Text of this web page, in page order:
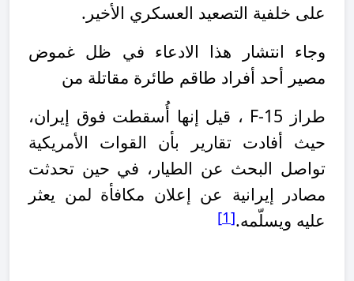
على خلفية التصعيد العسكري الأخير .
وجاء انتشار هذا الادعاء في ظل غموض
مصير أحد أفراد طاقم طائرة مقاتلة من
طراز
، قيل إنها أُسقطت فوق إيران،
حيث أفادت تقارير بأن القوات الأمريكية
تواصل البحث عن الطيار، في حين تحدثت
مصادر إيرانية عن إعلان مكافأة لمن يعثر
عليه ويسلّمه.
[1]